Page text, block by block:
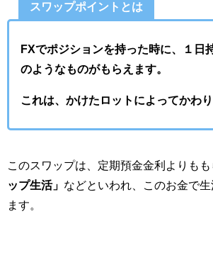
スワップポイントとは
FXでポジションを持った時に、１日
のようなものがもらえます。
これは、かけたロットによってかわり
このスワップは、定期預金金利よりも
ップ生活」 などといわれ、このお金で
ます。